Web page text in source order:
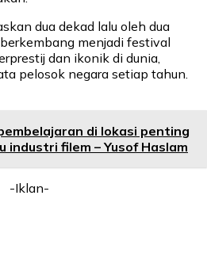
dua dekad lalu oleh dua
menjadi festival
dan ikonik di dunia,
pelosok negara setiap tahun.
di lokasi penting
industri filem – Yusof Haslam
-Iklan-